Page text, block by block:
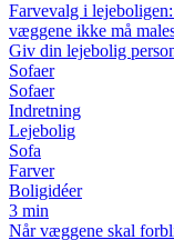
Farvevalg i
væggene ikke må
Giv din lejebolig
Sofaer
Sofaer
Indretning
Lejebolig
Sofa
Farver
Boligidéer
3 min
Når væggene skal